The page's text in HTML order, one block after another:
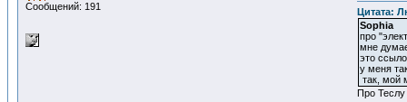
Сообщений: 191
Цитата:
Sophia
про
мне
это
у меня
так, мой
Про